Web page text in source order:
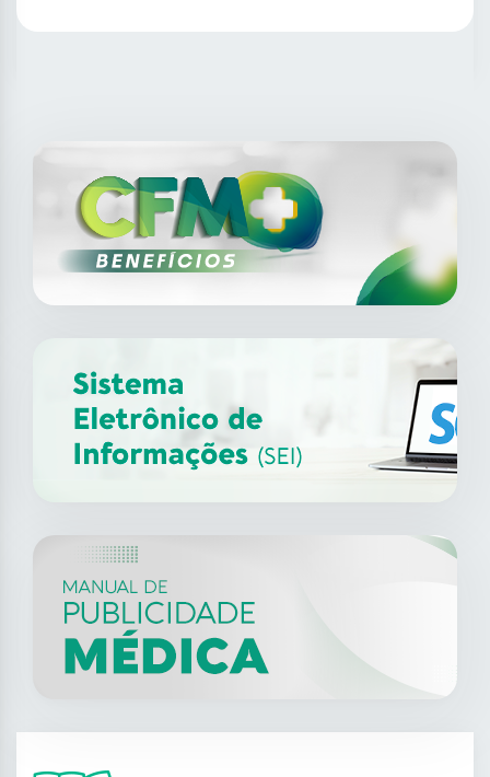
SAIBA MAIS
XII Fórum de Medicina do
Trabalho do CFM
14 ago
2026